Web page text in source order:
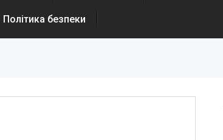
Політика безпеки